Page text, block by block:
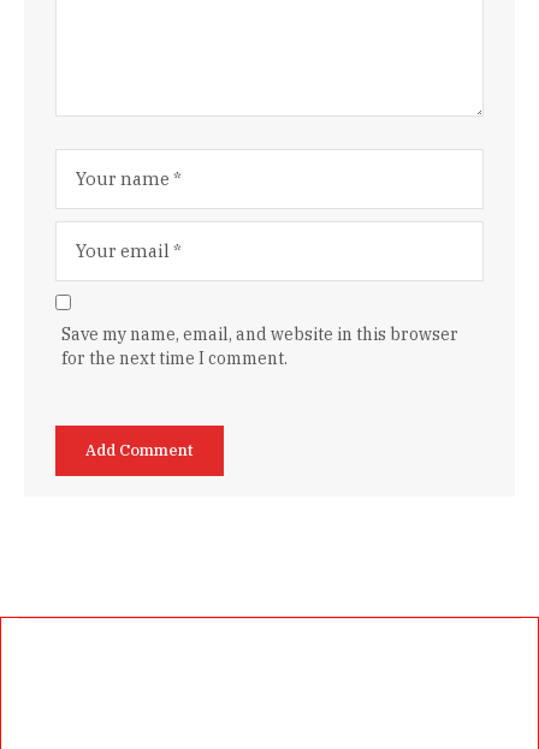
Save my name, email, and website in this browser
for the next time I comment.